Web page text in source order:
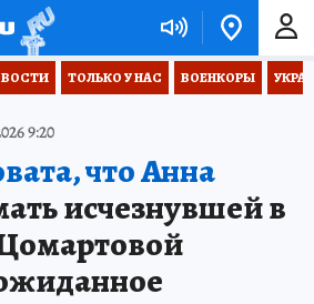
ТОЛЬКО У НАС ВОЕНКОРЫ
9:20
что Анна
исчезнувшей в